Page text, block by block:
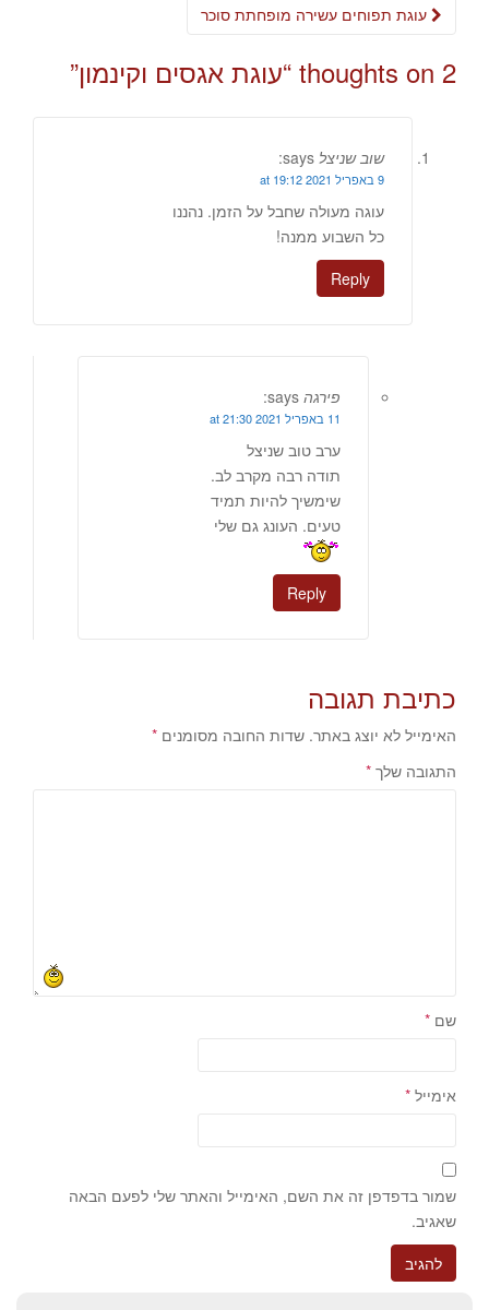
2 thoughts on “ עוגת אגסים וקינמון”
שוב שניצל says:
9 באפריל 2021 at 19:12
עוגה מעולה שחבל על הזמן. נהננו
כל השבוע ממנה!
Reply
פירגה says:
11 באפריל 2021 at 21:30
ערב טוב שניצל
תודה רבה מקרב לב.
שימשיך להיות תמיד
טעים. העונג גם שלי
Reply
כתיבת תגובה
האימייל לא יוצג באתר. שדות החובה מסומנים *
התגובה שלך *
שם *
אימייל *
שמור בדפדפן זה את השם, האימייל והאתר שלי לפעם הבאה
שאגיב.